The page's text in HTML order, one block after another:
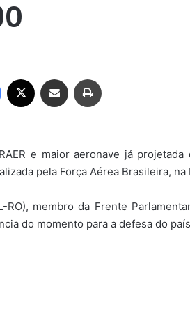
Facebook Compartilhar via e-mail
e maior aeronave já
pela Força Aérea Brasileira, na
membro da Frente
do momento para a defesa do